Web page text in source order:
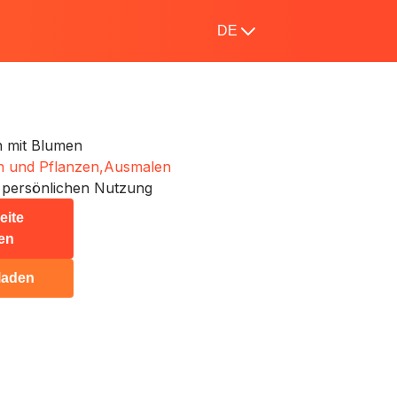
DE
mit Blumen
und Pflanzen,Ausmalen
Nutzung